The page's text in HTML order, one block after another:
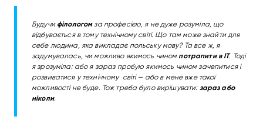
Будучи філологомза професією, я не дуже розуміла, що
відбувається в тому технічному світі. Що там може знайти для
себе людина, яка викладає польську мову? Та все ж, я
задумувалась, чи можливо якимось чиномпотрапити в IT. Тоді
я зрозуміла: або я зараз пробую якимось чином зачепитися і
розвиватися у технічному світі — або в мене вже такої
можливості не буде. Тож треба було вирішувати: зараз або
ніколи.